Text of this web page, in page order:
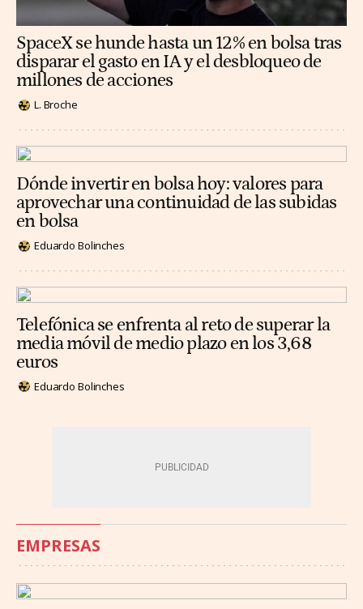
SpaceX se hunde hasta un 12% en bolsa tras
disparar el gasto en IA y el desbloqueo de
millones de acciones
L. Broche
Dónde invertir en bolsa hoy: valores para
aprovechar una continuidad de las subidas
en bolsa
Eduardo Bolinches
Telefónica se enfrenta al reto de superar la
media móvil de medio plazo en los 3,68
euros
Eduardo Bolinches
EMPRESAS